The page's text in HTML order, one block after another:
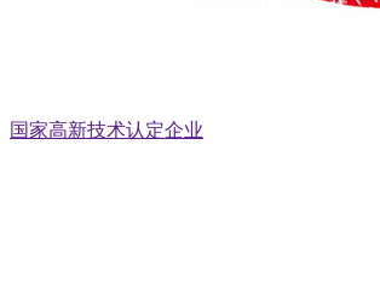
国家高新技术认定企业